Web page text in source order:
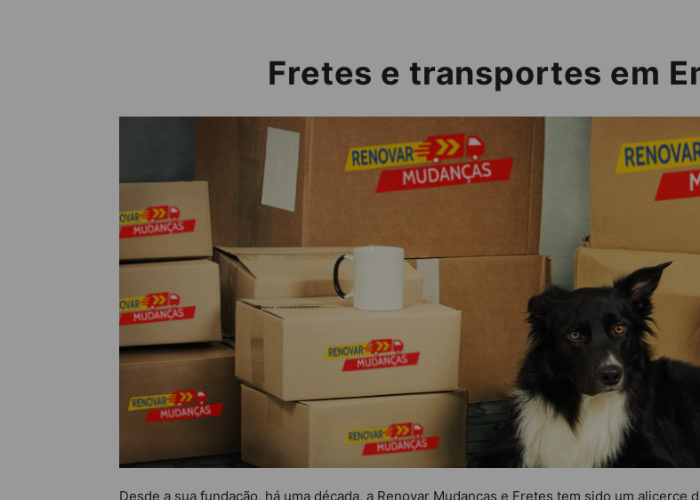
Fretes e transportes em
Desde a sua fundação, há uma década, a Renovar Mudanças e Fretes tem sido um